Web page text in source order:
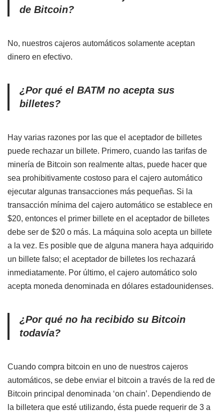
de Bitcoin?
No, nuestros cajeros automáticos solamente aceptan
dinero en efectivo.
¿Por qué el BATM no acepta sus
billetes?
Hay varias razones por las que el aceptador de billetes
puede rechazar un billete. Primero, cuando las tarifas de
minería de Bitcoin son realmente altas, puede hacer que
sea prohibitivamente costoso para el cajero automático
ejecutar algunas transacciones más pequeñas. Si la
transacción mínima del cajero automático se establece en
$20, entonces el primer billete en el aceptador de billetes
debe ser de $20 o más. La máquina solo acepta un billete
a la vez. Es posible que de alguna manera haya adquirido
un billete falso; el aceptador de billetes los rechazará
inmediatamente. Por último, el cajero automático solo
acepta moneda denominada en dólares estadounidenses.
¿Por qué no ha recibido su Bitcoin
todavía?
Cuando compra bitcoin en uno de nuestros cajeros
automáticos, se debe enviar el bitcoin a través de la red de
Bitcoin principal denominada ‘on chain’. Dependiendo de
la billetera que esté utilizando, ésta puede requerir de 3 a